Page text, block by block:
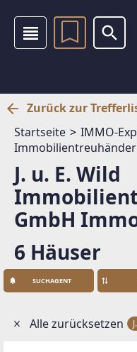
Zurück zur
Startseite
IMMO-
J. u. E. Wild
GmbH
6 Häuser
SUCHAGENT
Alle zurücksetzen